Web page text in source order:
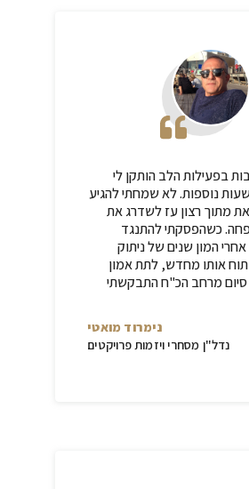
בפעילות הלב הותקן לי
נוספות. לא שמחתי להגיע
מתוך רצון עז לשדרג את
כשהפסקתי להתנגד
המון שנים של ניתוק
אותו מחדש, לתת אמון
סיום מרחב הכ"ח התבקשתי
נימרוד מואטי
נדל"ן מסחרי ויזמות פרויקטים